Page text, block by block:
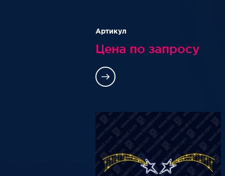
Артикул
Цена по запросу